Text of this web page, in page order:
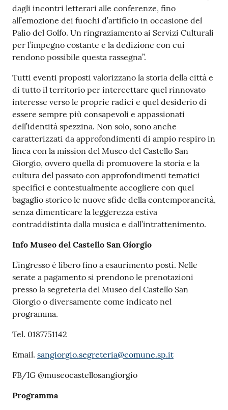
n
e
A
N
P
R
Tutti
gli
argomenti...
Seguici
su
dagli incontri letterari alle conferenze, fino
all’emozione dei fuochi d’artificio in occasione del
Palio del Golfo. Un ringraziamento ai Servizi Culturali
per l’impegno costante e la dedizione con cui
rendono possibile questa rassegna”.
Tutti eventi proposti valorizzano la storia della città e
di tutto il territorio per intercettare quel rinnovato
interesse verso le proprie radici e quel desiderio di
essere sempre più consapevoli e appassionati
dell’identità spezzina. Non solo, sono anche
caratterizzati da approfondimenti di ampio respiro in
linea con la mission del Museo del Castello San
Giorgio, ovvero quella di promuovere la storia e la
cultura del passato con approfondimenti tematici
specifici e contestualmente accogliere con quel
bagaglio storico le nuove sfide della contemporaneità,
senza dimenticare la leggerezza estiva
contraddistinta dalla musica e dall’intrattenimento.
Info Museo del Castello San Giorgio
L’ingresso è libero fino a esaurimento posti. Nelle
serate a pagamento si prendono le prenotazioni
presso la segreteria del Museo del Castello San
Giorgio o diversamente come indicato nel
programma.
Tel. 0187751142
Email. sangiorgio.segreteria@comune.sp.it
FB/IG @museocastellosangiorgio
Programma